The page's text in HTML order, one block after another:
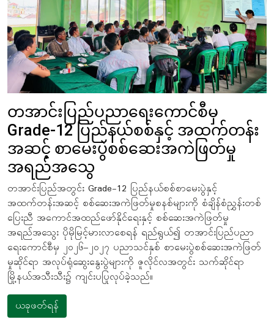
တအာင်းပြည်ပညာရေးကောင်စီမှ
Grade-12 ပြည်နယ်စစ်နှင့် အထက်တန်း
အဆင့် စာမေးပွဲစစ်ဆေးအကဲဖြတ်မှု
အရည်အသွေ
တအာင်းပြည်အတွင်း Grade-12 ပြည်နယ်စစ်စာမေးပွဲနှင့်
အထက်တန်းအဆင့် စစ်ဆေးအကဲဖြတ်မှုစနစ်များကို စံချိန်စံညွှန်းတစ်
ပြေးညီ အကောင်အထည်ဖော်နိုင်ရေးနှင့် စစ်ဆေးအကဲဖြတ်မှု
အရည်အသွေး ပိုမိုမြင့်မားလာစေရန် ရည်ရွယ်၍ တအာင်းပြည်ပညာ
ရေးကောင်စီမှ ၂၀၂၆–၂၀၂၇ ပညာသင်နှစ် စာမေးပွဲစစ်ဆေးအကဲဖြတ်
မှုဆိုင်ရာ အလုပ်ရုံဆွေးနွေးပွဲများကို ဇူလိုင်လအတွင်း သက်ဆိုင်ရာ
မြို့နယ်အသီးသီး၌ ကျင်းပပြုလုပ်ခဲ့သည်။
ယခုဖတ်ရန်